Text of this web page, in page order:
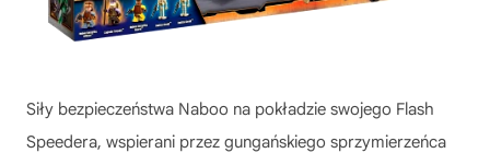
Siły bezpieczeństwa Naboo na pokładzie swojego Flash
Speedera, wspierani przez gungańskiego sprzymierzeńca